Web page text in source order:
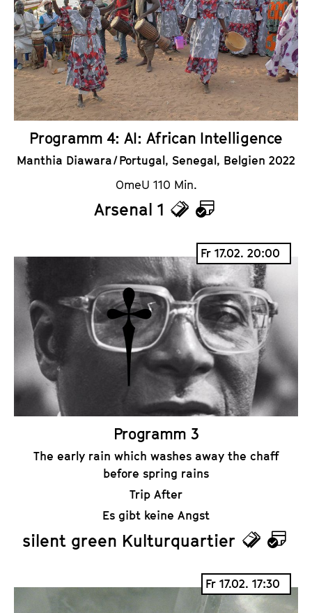
e
t
s
n
d
e
r
Programm 4: AI: African Intelligence
Manthia Diawara / Portugal, Senegal, Belgien 2022
OmeU 110 Min.
Arsenal 1
T
c
k
e
t
s
K
a
l
e
n
d
e
r
Fr 17.02. 20:00
Programm 3
The early rain which washes away the chaff
before spring rains
Trip After
Es gibt keine Angst
silent green Kulturquartier
T
i
c
K
a
l
Fr 17.02. 17:30